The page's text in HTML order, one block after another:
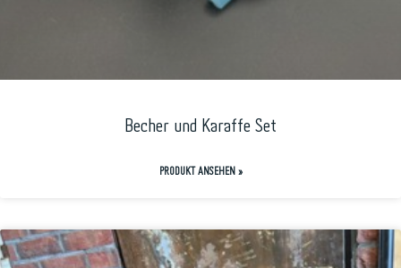
Becher und Karaffe Set
PRODUKT ANSEHEN »